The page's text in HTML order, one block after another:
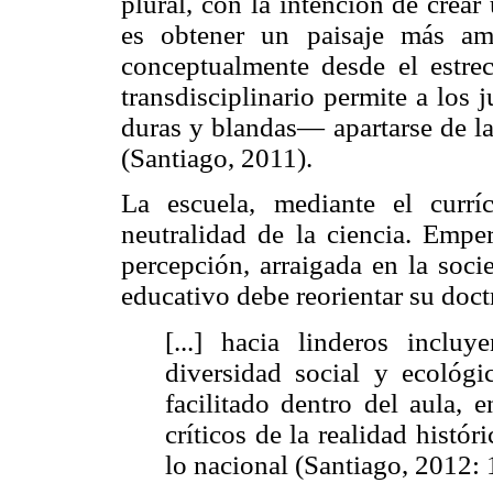
es obtener un paisaje más
conceptualmente desde el
transdisciplinario permite a los
duras y blandas— apartarse de
(Santiago, 2011).
La escuela, mediante el
neutralidad de la ciencia.
percepción, arraigada en la
educativo debe reorientar su
[...] hacia linderos
diversidad social y
facilitado dentro del aula,
críticos de la realidad
lo nacional (Santiago, 2012: